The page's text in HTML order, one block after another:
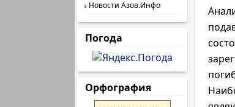
5 Новости Азов.Инфо
Погода
Орфография